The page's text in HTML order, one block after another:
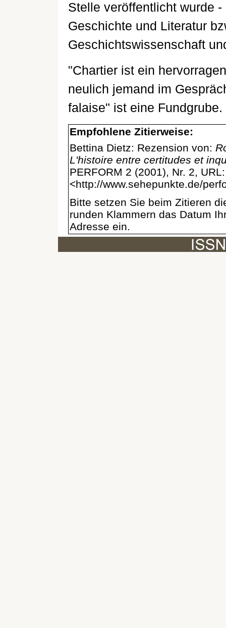
Stelle veröffentlicht wurde
Geschichte und Literatur
Geschichtswissenschaft
"Chartier ist ein
neulich jemand im
falaise" ist eine Fundgrube.
Empfohlene Zitierweise:
Bettina Dietz: Rezension von:
L'histoire entre certitudes et
PERFORM 2 (2001), Nr. 2, URL:
<http://www.sehepunkte.de/
Bitte setzen Sie beim Zitieren
runden Klammern das Datum
Adresse ein.